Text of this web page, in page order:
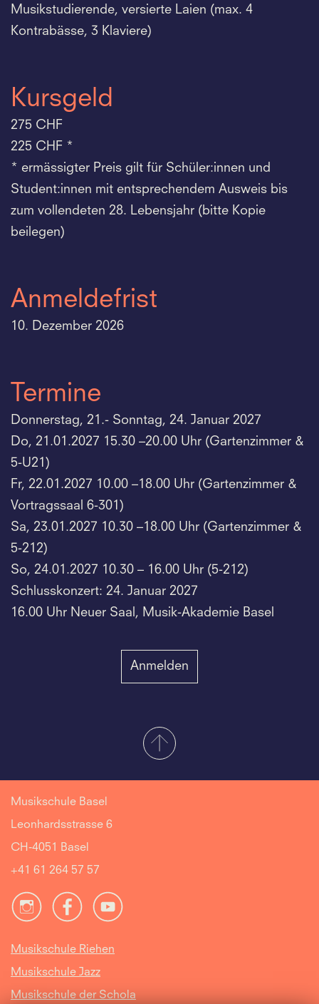
Musikstudierende, versierte Laien (max. 4
Kontrabässe, 3 Klaviere)
Kursgeld
275 CHF
225 CHF *
* ermässigter Preis gilt für Schüler:innen und
Student:innen mit entsprechendem Ausweis bis
zum vollendeten 28. Lebensjahr (bitte Kopie
beilegen)
Anmeldefrist
10. Dezember 2026
Termine
Donnerstag, 21.- Sonntag, 24. Januar 2027
Do, 21.01.2027 15.30 –20.00 Uhr (Gartenzimmer &
5-U21)
Fr, 22.01.2027 10.00 –18.00 Uhr (Gartenzimmer &
Vortragssaal 6-301)
Sa, 23.01.2027 10.30 –18.00 Uhr (Gartenzimmer &
5-212)
So, 24.01.2027 10.30 – 16.00 Uhr (5-212)
Schlusskonzert: 24. Januar 2027
16.00 Uhr Neuer Saal, Musik-Akademie Basel
Anmelden
Musikschule Basel
Leonhardsstrasse 6
CH-4051 Basel
+41 61 264 57 57
Musikschule Riehen
Musikschule Jazz
Musikschule der Schola